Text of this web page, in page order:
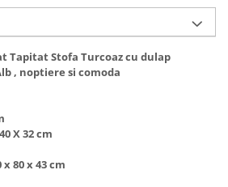
Tapitat Stofa Turcoaz cu dulap
, noptiere si comoda
X 32 cm
80 x 43 cm